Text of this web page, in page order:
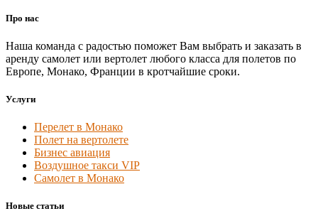
Про нас
Наша команда с радостью поможет Вам выбрать и заказать в
аренду самолет или вертолет любого класса для полетов по
Европе, Монако, Франции в кротчайшие сроки.
Услуги
Перелет в Монако
Полет на вертолете
Бизнес авиация
Воздушное такси VIP
Самолет в Монако
Новые статьи